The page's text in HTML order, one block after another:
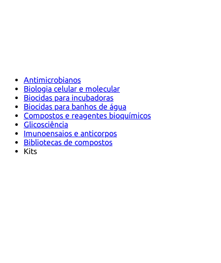
Antimicrobianos
Biologia celular e molecular
Biocidas para incubadoras
Biocidas para banhos de água
Compostos e reagentes bioquímicos
Glicosciência
Imunoensaios e anticorpos
Bibliotecas de compostos
Kits